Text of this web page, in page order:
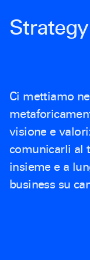
Strategy
Ci mettiamo
visione e
comunicarli al
insieme e a
business su